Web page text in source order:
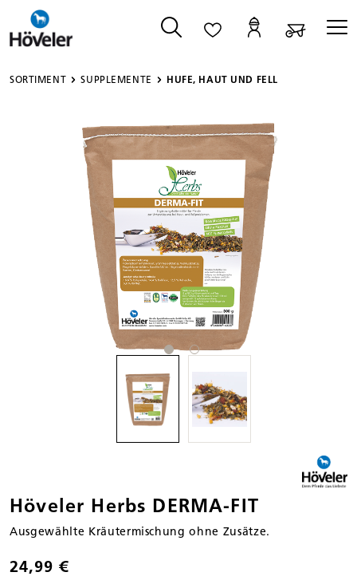
springen
SORTIMENT SUPPLEMENTE HUFE, HAUT UND FELL
Bildergalerie überspringen
Höveler Herbs DERMA-FIT
Ausgewählte Kräutermischung ohne Zusätze.
24,99 €